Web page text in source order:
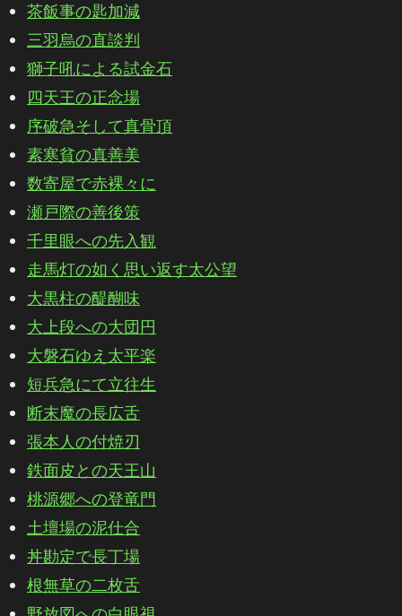
茶飯事の匙加減
三羽烏の直談判
獅子吼による試金石
四天王の正念場
序破急そして真骨頂
素寒貧の真善美
数寄屋で赤裸々に
瀬戸際の善後策
千里眼への先入観
走馬灯の如く思い返す太公望
大黒柱の醍醐味
大上段への大団円
大磐石ゆえ太平楽
短兵急にて立往生
断末魔の長広舌
張本人の付焼刃
鉄面皮との天王山
桃源郷への登竜門
土壇場の泥仕合
丼勘定で長丁場
根無草の二枚舌